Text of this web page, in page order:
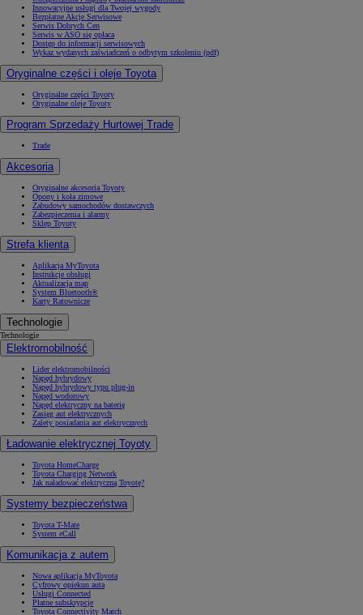
Innowacyjne usługi dla Twojej wygody
Bezpłatne Akcje Serwisowe
Serwis Dobrych Cen
Serwis w ASO się opłaca
Dostęp do informacji serwisowych
Wykaz wydanych zaświadczeń o odbytym szkoleniu (pdf)
Oryginalne części i oleje Toyota
Oryginalne części Toyoty
Oryginalne oleje Toyoty
Program Sprzedaży Hurtowej Trade
Trade
Akcesoria
Oryginalne akcesoria Toyoty
Opony i koła zimowe
Zabudowy samochodów dostawczych
Zabezpieczenia i alarmy
Sklep Toyoty
Strefa klienta
Aplikacja MyToyota
Instrukcje obsługi
Aktualizacja map
System Bluetooth®
Karty Ratownicze
Technologie
Technologie
Elektromobilność
Lider elektromobilności
Napęd hybrydowy
Napęd hybrydowy typu plug-in
Napęd wodorowy
Napęd elektryczny na baterię
Zasięg aut elektrycznych
Zalety posiadania aut elektrycznych
Ładowanie elektrycznej Toyoty
Toyota HomeCharge
Toyota Charging Network
Jak naładować elektryczną Toyotę?
Systemy bezpieczeństwa
Toyota T-Mate
System eCall
Komunikacja z autem
Nowa aplikacja MyToyota
Cyfrowy opiekun auta
Usługi Connected
Płatne subskrypcje
Toyota Connectivity Match